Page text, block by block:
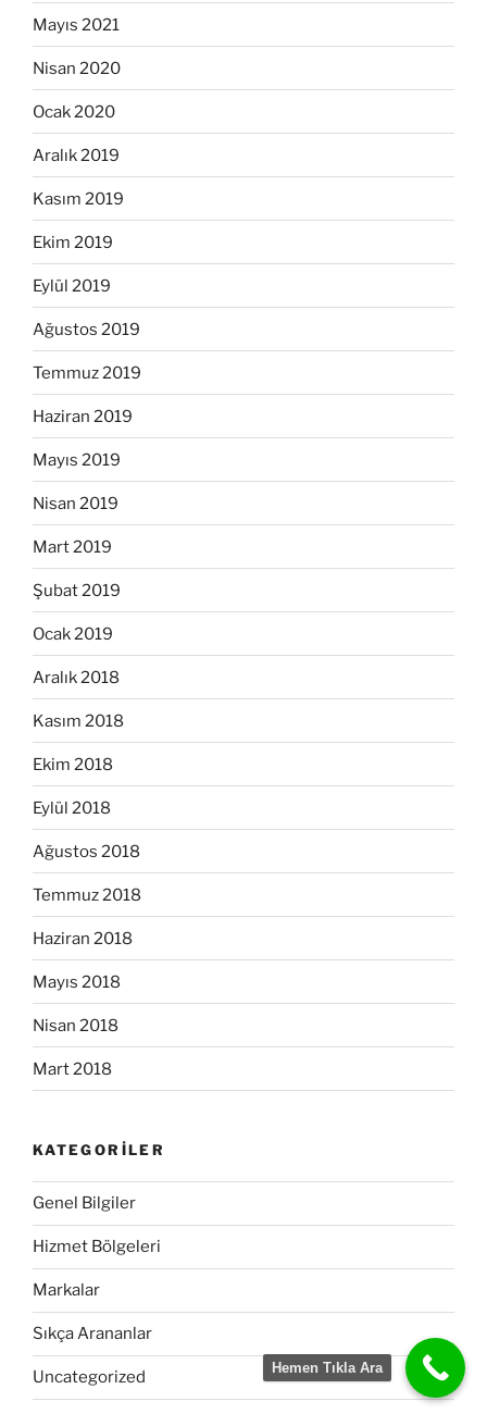
Mayıs 2021
Nisan 2020
Ocak 2020
Aralık 2019
Kasım 2019
Ekim 2019
Eylül 2019
Ağustos 2019
Temmuz 2019
Haziran 2019
Mayıs 2019
Nisan 2019
Mart 2019
Şubat 2019
Ocak 2019
Aralık 2018
Kasım 2018
Ekim 2018
Eylül 2018
Ağustos 2018
Temmuz 2018
Haziran 2018
Mayıs 2018
Nisan 2018
Mart 2018
KATEGORILER
Genel Bilgiler
Hizmet Bölgeleri
Markalar
Sıkça Arananlar
Uncategorized Hemen Tıkla Ara